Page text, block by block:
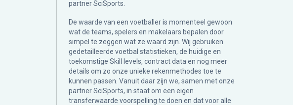
partnerSciSports
De waarde van een voetballer is momenteel gewoon
wat de teams, spelers en makelaars bepalen door
simpel te zeggen wat ze waard zijn. Wij gebruiken
gedetailleerde voetbal statistieken, de huidige en
toekomstige Skill levels, contract data en nog meer
details om zo onze unieke rekenmethodes toe te
kunnen passen. Vanuit daar zijn we, samen met onze
partner SciSports, in staat om een eigen
transferwaarde voorspelling te doen en dat voor alle